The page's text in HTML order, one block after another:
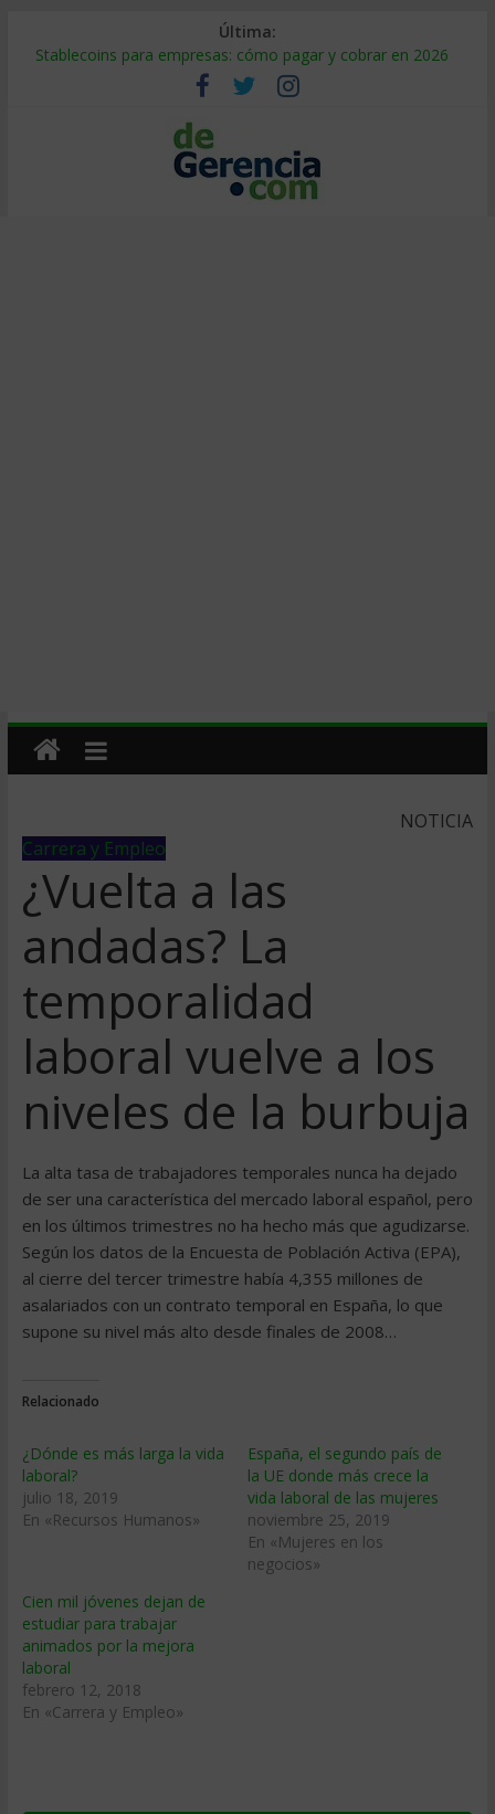
Última:
Stablecoins para empresas: cómo pagar y cobrar en 2026
Despido silencioso: qué es y por qué sale tan caro
IA en selección de personal: cómo auditarla a tiempo
Trabajo forzoso en la cadena de suministro: qué hacer
Mercado hispano de EE. UU.: cómo segmentarlo y venderle
NOTICIA
Carrera y Empleo
¿Vuelta a las
andadas? La
temporalidad
laboral vuelve a los
niveles de la burbuja
La alta tasa de trabajadores temporales nunca ha dejado
de ser una característica del mercado laboral español, pero
en los últimos trimestres no ha hecho más que agudizarse.
Según los datos de la Encuesta de Población Activa (EPA),
al cierre del tercer trimestre había 4,355 millones de
asalariados con un contrato temporal en España, lo que
supone su nivel más alto desde finales de 2008…
Relacionado
¿Dónde es más larga la vida
laboral?
julio 18, 2019
En «Recursos Humanos»
España, el segundo país de
la UE donde más crece la
vida laboral de las mujeres
noviembre 25, 2019
En «Mujeres en los
negocios»
Cien mil jóvenes dejan de
estudiar para trabajar
animados por la mejora
laboral
febrero 12, 2018
En «Carrera y Empleo»